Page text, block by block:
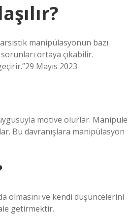
manipülasyonun bazı
ortaya çıkabilir.
Mayıs 2023
motive olurlar. Manipüle
Bu davranışlara manipülasyon
olmasını ve kendi düşüncelerini
getirmektir.